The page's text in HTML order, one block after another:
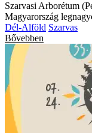
Szarvasi Arborétum
Magyarország
Dél-Alföld Szarvas
Bővebben